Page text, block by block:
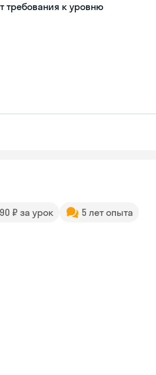
требования к уровню
₽ за урок 5 лет опыта